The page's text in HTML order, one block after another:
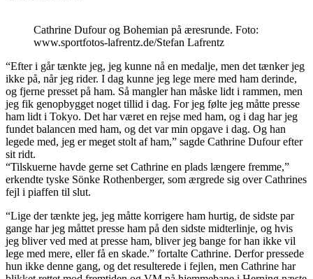
Cathrine Dufour og Bohemian på æresrunde. Foto:
www.sportfotos-lafrentz.de/Stefan Lafrentz
“Efter i går tænkte jeg, jeg kunne nå en medalje, men det tænker jeg
ikke på, når jeg rider. I dag kunne jeg lege mere med ham derinde,
og fjerne presset på ham. Så mangler han måske lidt i rammen, men
jeg fik genopbygget noget tillid i dag. For jeg følte jeg måtte presse
ham lidt i Tokyo. Det har været en rejse med ham, og i dag har jeg
fundet balancen med ham, og det var min opgave i dag. Og han
legede med, jeg er meget stolt af ham,” sagde Cathrine Dufour efter
sit ridt.
“Tilskuerne havde gerne set Cathrine en plads længere fremme,”
erkendte tyske Sönke Rothenberger, som ærgrede sig over Cathrines
fejl i piaffen til slut.
“Lige der tænkte jeg, jeg måtte korrigere ham hurtig, de sidste par
gange har jeg måttet presse ham på den sidste midterlinje, og hvis
jeg bliver ved med at presse ham, bliver jeg bange for han ikke vil
lege med mere, eller få en skade.” fortalte Cathrine. Derfor pressede
hun ikke denne gang, og det resulterede i fejlen, men Cathrine har